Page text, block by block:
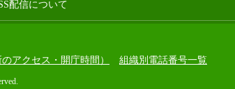
配信について
のアクセス・開庁時間） 組織別電話番号一覧